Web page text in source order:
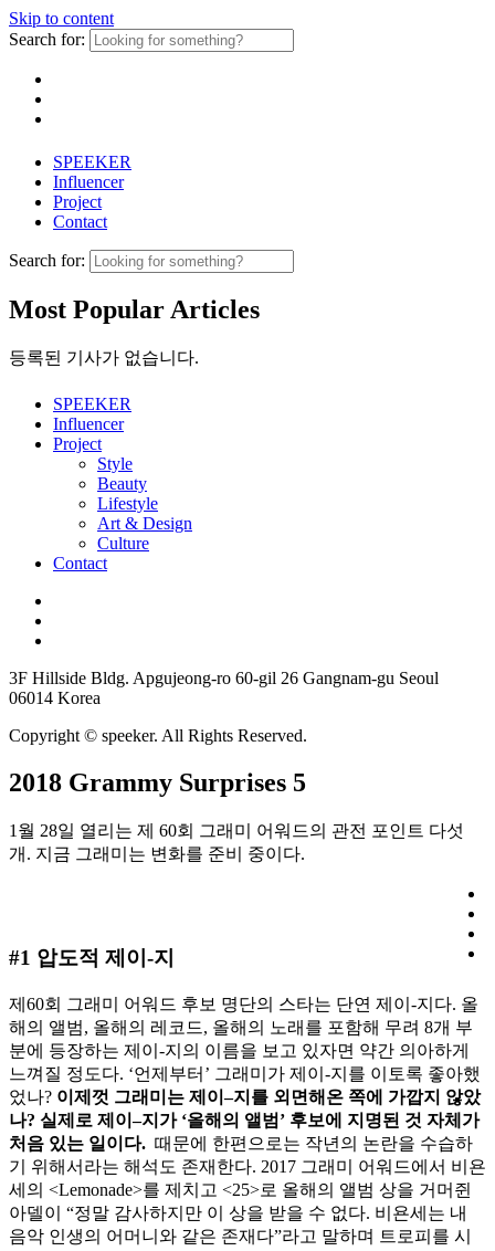
Skip to content
Search for:
SPEEKER
Influencer
Project
Contact
Search for:
Most Popular Articles
등록된 기사가 없습니다.
SPEEKER
Influencer
Project
Style
Beauty
Lifestyle
Art & Design
Culture
Contact
3F Hillside Bldg. Apgujeong-ro 60-gil 26 Gangnam-gu Seoul
06014 Korea
Copyright © speeker. All Rights Reserved.
2018 Grammy Surprises 5
1월 28일 열리는 제 60회 그래미 어워드의 관전 포인트 다섯
개. 지금 그래미는 변화를 준비 중이다.
#1 압도적 제이-지
제60회 그래미 어워드 후보 명단의 스타는 단연 제이-지다. 올
해의 앨범, 올해의 레코드, 올해의 노래를 포함해 무려 8개 부
분에 등장하는 제이-지의 이름을 보고 있자면 약간 의아하게
느껴질 정도다. ‘언제부터’ 그래미가 제이-지를 이토록 좋아했
었나? 이제껏 그래미는 제이–지를 외면해온 쪽에 가깝지 않았
나? 실제로 제이–지가‘올해의 앨범 ’ 후보에 지명된 것 자체가
처음 있는 일이다. 때문에 한편으로는 작년의 논란을 수습하
기 위해서라는 해석도 존재한다. 2017 그래미 어워드에서 비욘
세의 <Lemonade>를 제치고 <25>로 올해의 앨범 상을 거머쥔
아델이 “정말 감사하지만 이 상을 받을 수 없다. 비욘세는 내
음악 인생의 어머니와 같은 존재다”라고 말하며 트로피를 시